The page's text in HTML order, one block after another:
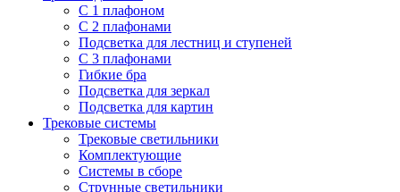
С 1 плафоном
С 2 плафонами
Подсветка для лестниц и ступеней
С 3 плафонами
Гибкие бра
Подсветка для зеркал
Подсветка для картин
Трековые системы
Трековые светильники
Комплектующие
Системы в сборе
Струнные светильники